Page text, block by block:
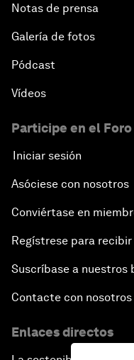
Notas de prensa
Galería de fotos
Pódcast
Vídeos
Participe en el Foro
Iniciar sesión
Asóciese con nosotros
Conviértase en
Regístrese para
Suscríbase a nuestros
Contacte con nosotros
Enlaces directos